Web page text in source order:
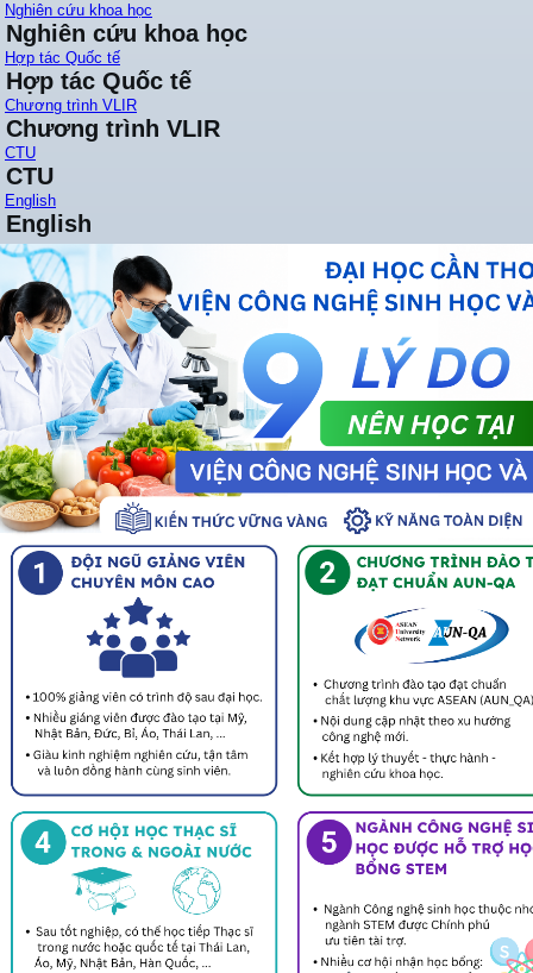
Nghiên cứu khoa học
Nghiên cứu khoa học
Hợp tác Quốc tế
Hợp tác Quốc tế
Chương trình VLIR
Chương trình VLIR
CTU
CTU
English
English